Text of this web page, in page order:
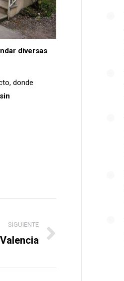
diversas
donde
SIGUIENTE